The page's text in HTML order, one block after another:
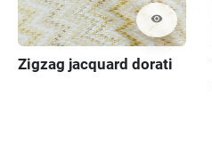
visibility
Zigzag jacquard dorati